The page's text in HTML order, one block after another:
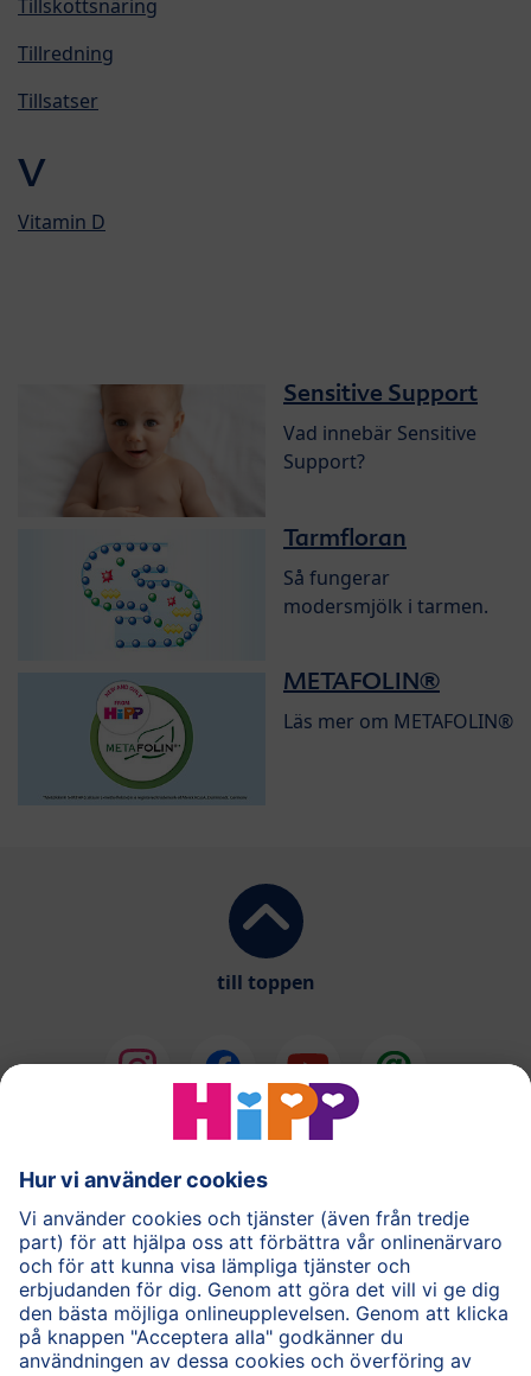
Tillskottsnäring
Tillredning
Tillsatser
V
Vitamin D
Sensitive Support
Vad innebär Sensitive
Support?
Tarmfloran
Så fungerar
modersmjölk i tarmen.
METAFOLIN®
Läs mer om METAFOLIN®
till toppen
Frågor & Svar
HiPP-appen
Användarvillkor
Personuppgiftspolicy
Cookie policy
Om HiPP
Kontakta oss
HiPP för vårdpersonal